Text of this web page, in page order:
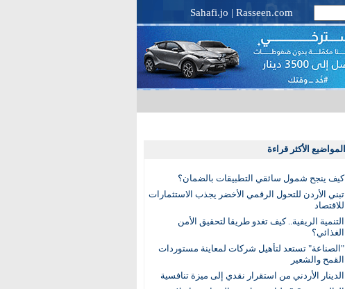
Sahafi.jo | Rasseen.com
المواضيع الأكثر قراءة
كيف ينجح شمول سائقي التطبيقات بالضمان؟
تبني الأردن للتحول الرقمي الأخضر يجذب الاستثمارات
للاقتصاد
التنمية الريفية.. كيف تغدو طريقا لتحقيق الأمن
الغذائي؟
"الصناعة" تستعد لتأهيل شركات لمعاينة مستوردات
القمح والشعير
الدينار الأردني من استقرار نقدي إلى ميزة تنافسية